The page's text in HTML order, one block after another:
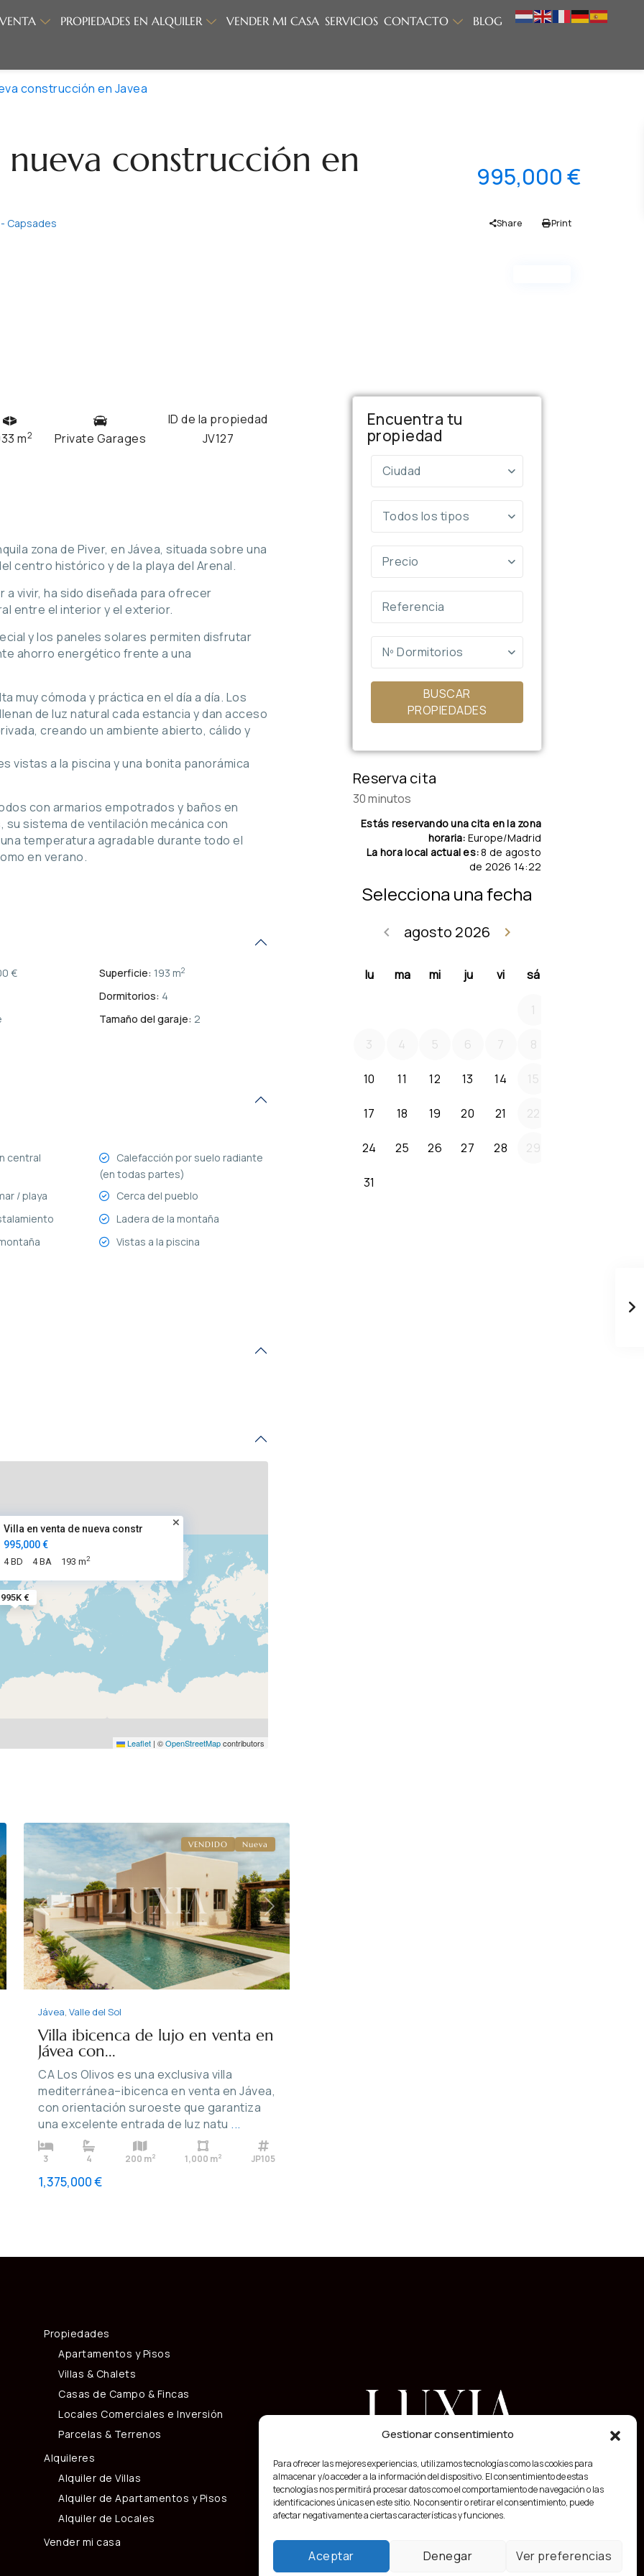
Gestionar consentimiento
Para ofrecer las mejores experiencias, utilizamos tecnologías como las cookies para
almacenar y/o acceder a la información del dispositivo. El consentimiento de estas
tecnologías nos permitirá procesar datos como el comportamiento de navegación o las
identificaciones únicas en este sitio. No consentir o retirar el consentimiento, puede
afectar negativamente a ciertas características y funciones.
Aceptar Denegar Ver preferencias
PROPIEDADES EN ALQUILER VENDER MI CASA SERVICIOS CONTACTO BLOG
construcción en Javea
construcción en
995,000 €
Capsades Share Print
m2 Private Garages
ID de la propiedad
JV127
zona de Piver, en Jávea, situada sobre una
centro histórico y de la playa del Arenal.
a vivir, ha sido diseñada para ofrecer
entre el interior y el exterior.
y los paneles solares permiten disfrutar
ahorro energético frente a una
muy cómoda y práctica en el día a día. Los
de luz natural cada estancia y dan acceso
creando un ambiente abierto, cálido y
vistas a la piscina y una bonita panorámica
con armarios empotrados y baños en
sistema de ventilación mecánica con
temperatura agradable durante todo el
en verano.
€ Superficie: 193 m2
Dormitorios: 4
Tamaño del garaje: 2
central
Calefacción por suelo radiante
(en todas partes)
/ playa
Cerca del pueblo
Ladera de la montaña
Vistas a la piscina
995K €
Villa en venta de nueva constr
995,000 €
4 BD 4 BA 193 m2
Leaflet | ©OpenStreetMapcontributors
Previous Next
VENDIDO Nueva
Jávea Valle del Sol
Villa ibicenca de lujo en venta en
Jávea con...
CA Los Olivos es una exclusiva villa
mediterránea–ibicenca en venta en Jávea,
con orientación suroeste que garantiza
una excelente entrada de luz natu ...
3 4 200 m2 1,000 m2 JP105
1,375,000 €
Encuentra tu
propiedad
Ciudad
Todos los tipos
Precio
Nº Dormitorios
BUSCAR
PROPIEDADES
Propiedades
Apartamentos y Pisos
Villas & Chalets
Casas de Campo & Fincas
Locales Comerciales e Inversión
Parcelas & Terrenos
Alquileres
Alquiler de Villas
Alquiler de Apartamentos y Pisos
Alquiler de Locales
Vender mi casa